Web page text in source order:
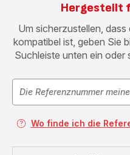
Hergestellt
Um sicherzustellen,
kompatibel ist, geben Sie
Suchleiste unten ein oder
Wo finde ich die